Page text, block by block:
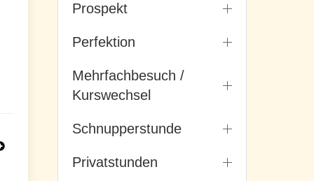
Prospekt
Perfektion
Mehrfachbesuch /
Kurswechsel
Schnupperstunde
Privatstunden